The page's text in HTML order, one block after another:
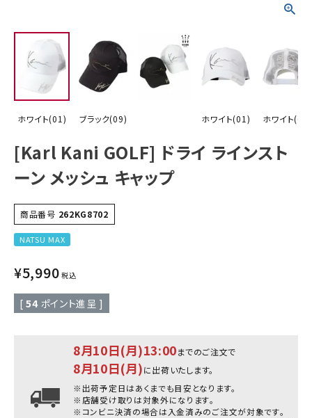
詳しい条件から探す
ホワイト(01) ブラック(09) ホワイト(01) ホワイト(01)
[Karl Kani GOLF] ドライ ラインスト
ーン メッシュ キャップ
商品番号 262KG8702
NATSU MAX
¥5,990 税込
[ 54 ポイント進呈 ]
8月10日(月)13:00までのご注文で
8月10日(月)に出荷いたします。
※出荷予定日はあくまでも目安となります。
※店舗受け取りは対象外になります。
※コンビニ決済の場合は入金済みのご注文が対象です。